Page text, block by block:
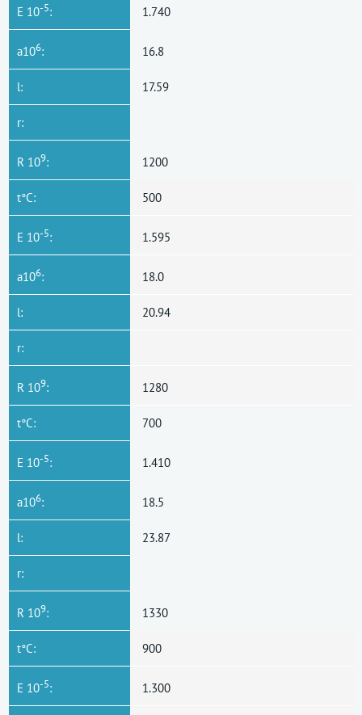
E 10-5: 1.740
a106: 16.8
l: 17.59
r:
R 109: 1200
t°C: 500
E 10-5: 1.595
a106: 18.0
l: 20.94
r:
R 109: 1280
t°C: 700
E 10-5: 1.410
a106: 18.5
l: 23.87
r:
R 109: 1330
t°C: 900
E 10-5: 1.300